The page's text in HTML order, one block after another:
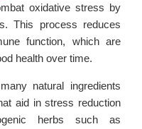
oxidative stress by
This process reduces
function, which are
health over time.
natural ingredients
aid in stress reduction
herbs such as